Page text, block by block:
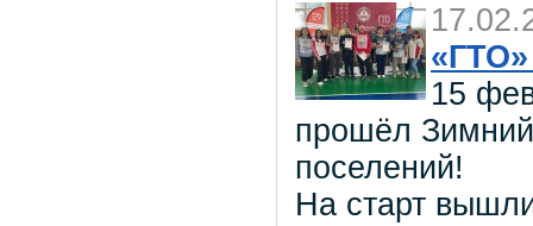
15
прошёл
поселений!
На старт